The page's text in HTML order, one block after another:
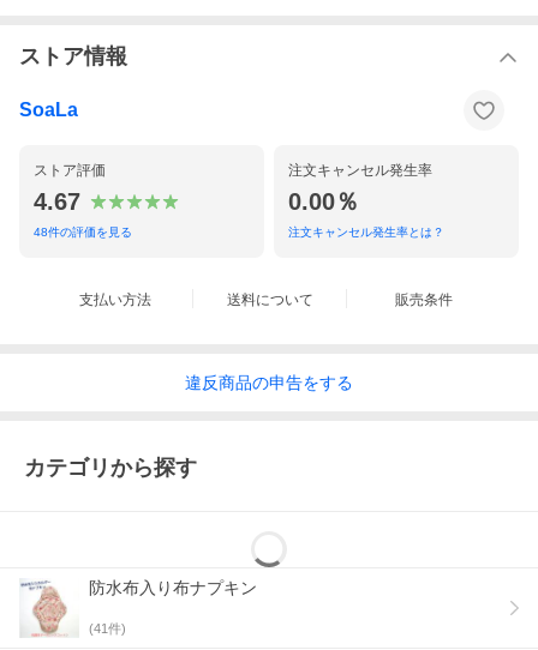
ストア情報
SoaLa
ストア評価
4.67
48件の評価を見る
注文キャンセル発生率
0.00％
注文キャンセル発生率とは？
支払い方法 送料について 販売条件
違反商品の申告をする
カテゴリから探す
防水布入り布ナプキン
(41件)